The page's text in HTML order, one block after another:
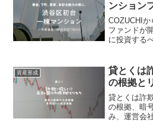
ンション
COZUCHI
ファンドが
に投資する
スク」「事
ます。また
とめており
にしていた
資産形成
貸とくは
の根拠と
貸とくは詐
の根拠、暗
み、運営会
ないリスク